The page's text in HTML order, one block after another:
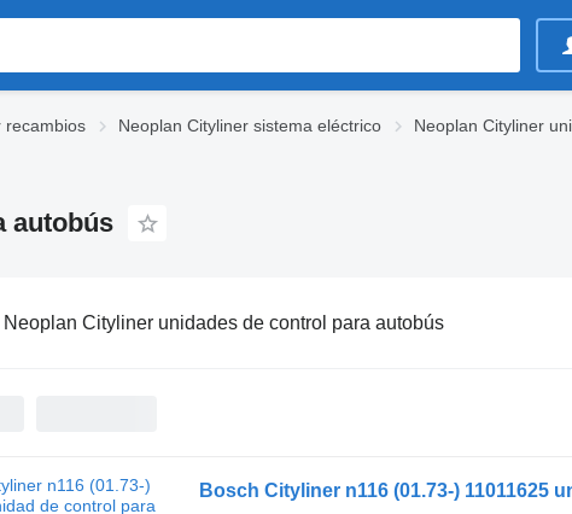
recambios Neoplan Cityliner sistema eléctrico
Neoplan Cityliner
autobús
Neoplan Cityliner unidades de control para autobús